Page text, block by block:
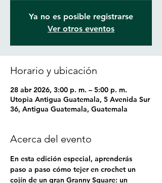
Ya no es posible registrarse
Ver otros eventos
Horario y ubicación
28 abr 2026, 3:00 p. m. – 5:00 p. m.
Utopia Antigua Guatemala, 5 Avenida Sur
36, Antigua Guatemala, Guatemala
Acerca del evento
En esta edición especial, aprenderás
paso a paso cómo tejer en crochet un
cojín de un gran Granny Square: un